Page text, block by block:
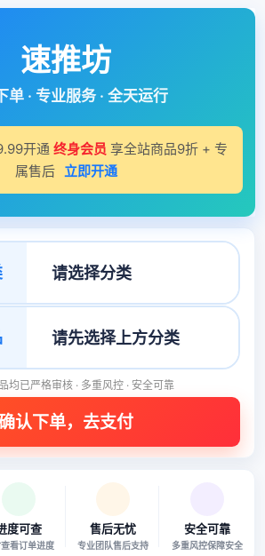
速推坊
单 · 专业服务 · 全天运行
开通 终身会员 享全站商品9折 + 专
属售后 立即开通
均已严格审核 · 多重风控 · 安全可靠
度可查
看订单进度
售后无忧
专业团队售后支持
安全可靠
多重风控保障安全